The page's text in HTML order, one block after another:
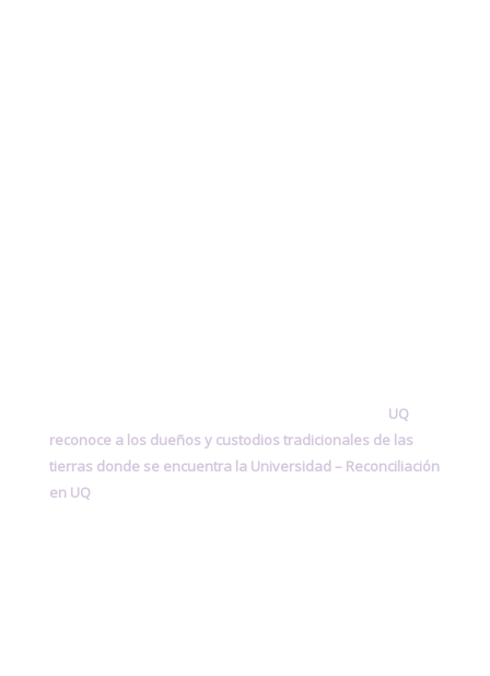
UQ
reconoce a los dueños y custodios tradicionales de las
tierras donde se encuentra la Universidad – Reconciliación
en UQ